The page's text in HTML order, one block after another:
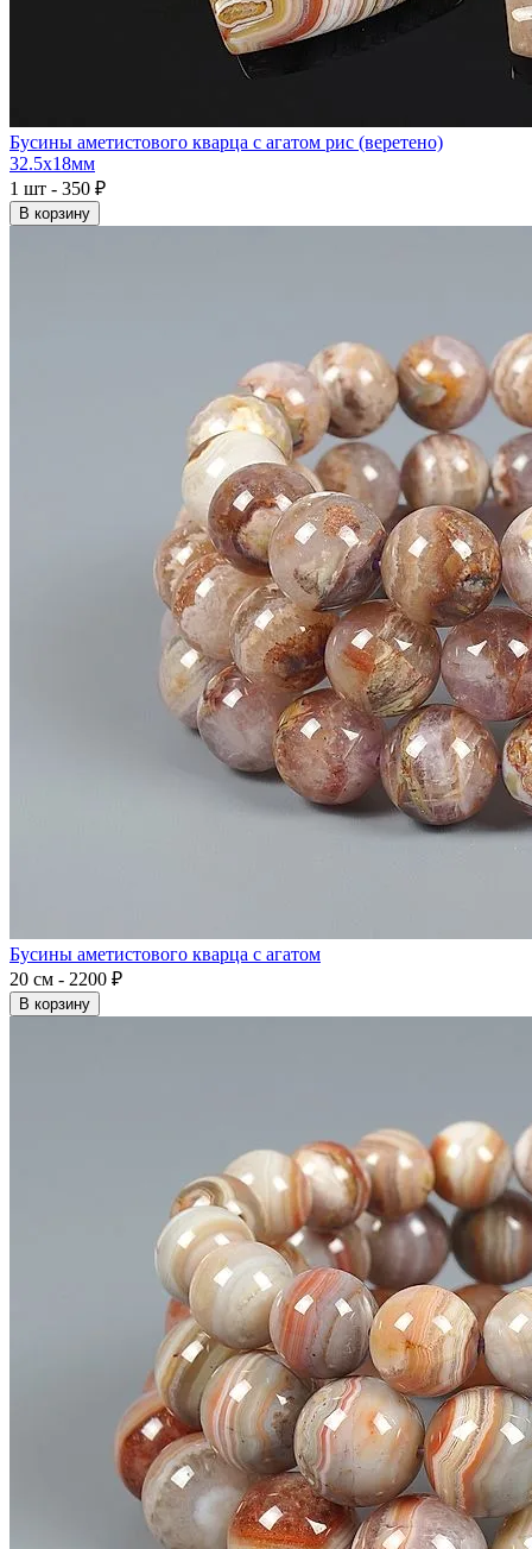
Бусины аметистового кварца с агатом рис (веретено)
32.5x18мм
1 шт - 350 ₽
В корзину
Бусины аметистового кварца с агатом
20 см - 2200 ₽
В корзину